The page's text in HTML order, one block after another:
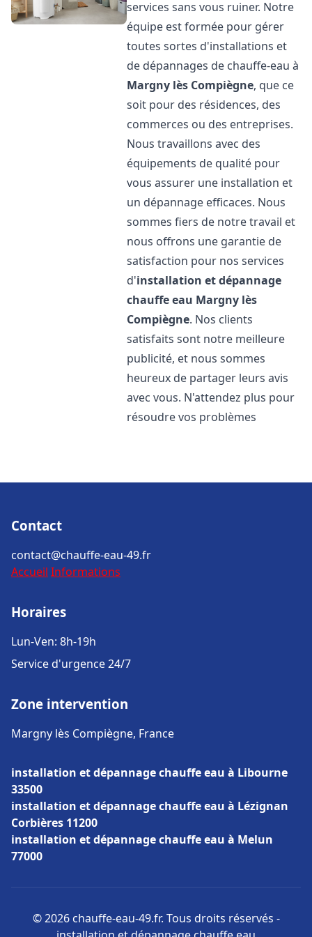
services sans vous ruiner. Notre
équipe est formée pour gérer
toutes sortes d'installations et
de dépannages de chauffe-eau à
Margny lès Compiègne, que ce
soit pour des résidences, des
commerces ou des entreprises.
Nous travaillons avec des
équipements de qualité pour
vous assurer une installation et
un dépannage efficaces. Nous
sommes fiers de notre travail et
nous offrons une garantie de
satisfaction pour nos services
d'installation et dépannage
chauffe eau Margny lès
Compiègne. Nos clients
satisfaits sont notre meilleure
publicité, et nous sommes
heureux de partager leurs avis
avec vous. N'attendez plus pour
résoudre vos problèmes
Contact
contact@chauffe-eau-49.fr
Accueil Informations
Horaires
Lun-Ven: 8h-19h
Service d'urgence 24/7
Zone intervention
Margny lès Compiègne, France
installation et dépannage chauffe eau à Libourne
33500
installation et dépannage chauffe eau à Lézignan
Corbières 11200
installation et dépannage chauffe eau à Melun
77000
© 2026 chauffe-eau-49.fr. Tous droits réservés -